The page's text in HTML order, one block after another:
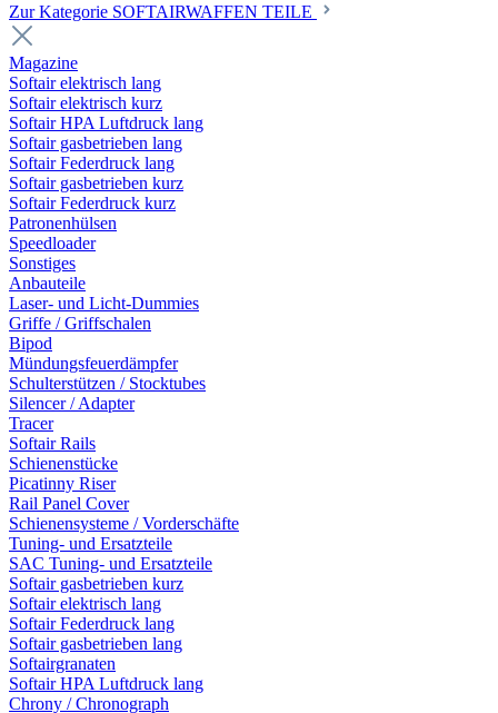
Zur Kategorie SOFTAIRWAFFEN TEILE
Magazine
Softair elektrisch lang
Softair elektrisch kurz
Softair HPA Luftdruck lang
Softair gasbetrieben lang
Softair Federdruck lang
Softair gasbetrieben kurz
Softair Federdruck kurz
Patronenhülsen
Speedloader
Sonstiges
Anbauteile
Laser- und Licht-Dummies
Griffe / Griffschalen
Bipod
Mündungsfeuerdämpfer
Schulterstützen / Stocktubes
Silencer / Adapter
Tracer
Softair Rails
Schienenstücke
Picatinny Riser
Rail Panel Cover
Schienensysteme / Vorderschäfte
Tuning- und Ersatzteile
SAC Tuning- und Ersatzteile
Softair gasbetrieben kurz
Softair elektrisch lang
Softair Federdruck lang
Softair gasbetrieben lang
Softairgranaten
Softair HPA Luftdruck lang
Chrony / Chronograph